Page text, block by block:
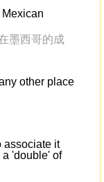
墨西哥的成
other place
associate it
'double' of